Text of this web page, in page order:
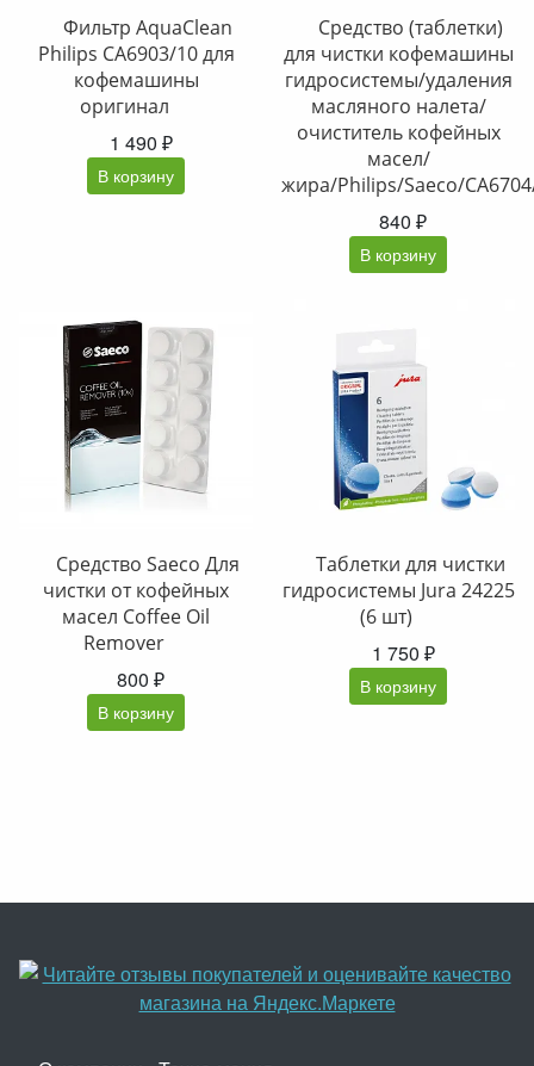
Фильтр AquaClean
Philips CA6903/10 для
кофемашины
оригинал
1 490 ₽
В корзину
Средство (таблетки)
для чистки кофемашины
гидросистемы/удаления
масляного налета/
очиститель кофейных
масел/
жира/Philips/Saeco/
840 ₽
В корзину
Средство Saeco Для
чистки от кофейных
масел Coffee Oil
Remover
800 ₽
В корзину
Таблетки для чистки
гидросистемы Jura 24225
(6 шт)
1 750 ₽
В корзину